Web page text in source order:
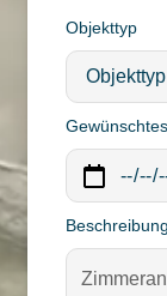
Objekttyp
Beschreibung